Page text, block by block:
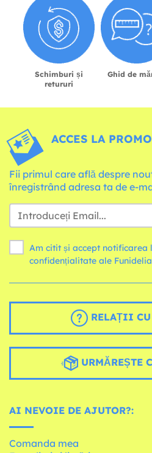
Schimburi și
retururi
Ghid de
ACCES LA
Fii primul care află despre
înregistrând adresa ta de e-
Am citit și accept notificarea
confidențialitate ale
RELAȚII
URMĂREȘTE
AI NEVOIE DE AJUTOR?:
Comanda mea